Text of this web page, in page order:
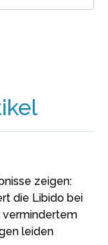
zeigen:
die Libido bei
vermindertem
leiden